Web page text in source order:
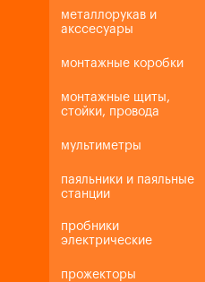
металлорукав и
акссесуары
монтажные коробки
монтажные щиты,
стойки, провода
мультиметры
паяльники и паяльные
станции
пробники
электрические
прожекторы